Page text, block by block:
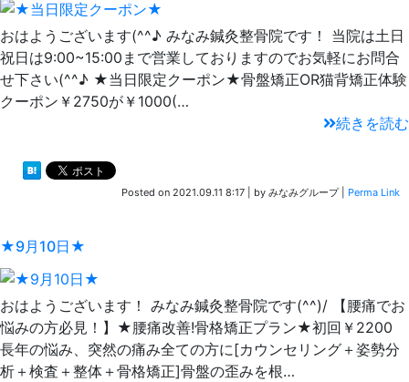
おはようございます(^^♪ みなみ鍼灸整骨院です！ 当院は土日
祝日は9:00~15:00まで営業しておりますのでお気軽にお問合
せ下さい(^^♪ ★当日限定クーポン★骨盤矯正OR猫背矯正体験
クーポン￥2750が￥1000(…
続きを読む
Posted on 2021.09.11 8:17 by みなみグループ| Perma Link
★9月10日★
おはようございます！ みなみ鍼灸整骨院です(^^)/ 【腰痛でお
悩みの方必見！】★腰痛改善!骨格矯正プラン★初回￥2200
長年の悩み、突然の痛み全ての方に[カウンセリング＋姿勢分
析＋検査＋整体＋骨格矯正]骨盤の歪みを根…